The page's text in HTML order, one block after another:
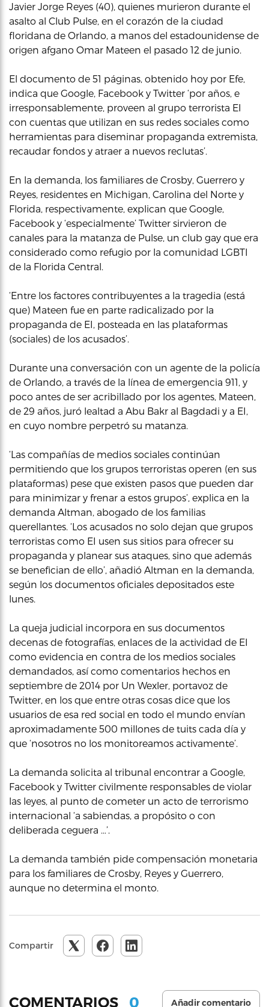
Javier Jorge Reyes (40), quienes murieron durante el
asalto al Club Pulse, en el corazón de la ciudad
floridana de Orlando, a manos del estadounidense de
origen afgano Omar Mateen el pasado 12 de junio.
El documento de 51 páginas, obtenido hoy por Efe,
indica que Google, Facebook y Twitter ‘por años, e
irresponsablemente, proveen al grupo terrorista EI
con cuentas que utilizan en sus redes sociales como
herramientas para diseminar propaganda extremista,
recaudar fondos y atraer a nuevos reclutas’.
En la demanda, los familiares de Crosby, Guerrero y
Reyes, residentes en Michigan, Carolina del Norte y
Florida, respectivamente, explican que Google,
Facebook y ‘especialmente’ Twitter sirvieron de
canales para la matanza de Pulse, un club gay que era
considerado como refugio por la comunidad LGBTI
de la Florida Central.
‘Entre los factores contribuyentes a la tragedia (está
que) Mateen fue en parte radicalizado por la
propaganda de EI, posteada en las plataformas
(sociales) de los acusados’.
Durante una conversación con un agente de la policía
de Orlando, a través de la línea de emergencia 911, y
poco antes de ser acribillado por los agentes, Mateen,
de 29 años, juró lealtad a Abu Bakr al Bagdadi y a EI,
en cuyo nombre perpetró su matanza.
‘Las compañías de medios sociales continúan
permitiendo que los grupos terroristas operen (en sus
plataformas) pese que existen pasos que pueden dar
para minimizar y frenar a estos grupos’, explica en la
demanda Altman, abogado de los familias
querellantes. ‘Los acusados no solo dejan que grupos
terroristas como EI usen sus sitios para ofrecer su
propaganda y planear sus ataques, sino que además
se benefician de ello’, añadió Altman en la demanda,
según los documentos oficiales depositados este
lunes.
La queja judicial incorpora en sus documentos
decenas de fotografías, enlaces de la actividad de EI
como evidencia en contra de los medios sociales
demandados, así como comentarios hechos en
septiembre de 2014 por Un Wexler, portavoz de
Twitter, en los que entre otras cosas dice que los
usuarios de esa red social en todo el mundo envían
aproximadamente 500 millones de tuits cada día y
que ‘nosotros no los monitoreamos activamente’.
La demanda solicita al tribunal encontrar a Google,
Facebook y Twitter civilmente responsables de violar
las leyes, al punto de cometer un acto de terrorismo
internacional ‘a sabiendas, a propósito o con
deliberada ceguera …’.
La demanda también pide compensación monetaria
para los familiares de Crosby, Reyes y Guerrero,
aunque no determina el monto.
Compartir
COMENTARIOS 0 Añadir comentario